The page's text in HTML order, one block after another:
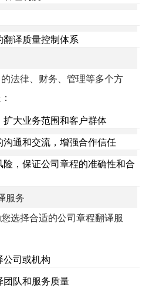
译质量控制体系
法律、财务、管理等多个方
大业务范围和客户群体
通和交流，增强合作信任
，保证公司章程的准确性和合
服务
选择合适的公司章程翻译服
司或机构
队和服务质量